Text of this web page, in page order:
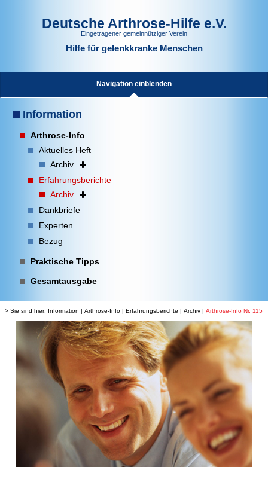
Deutsche Arthrose-Hilfe e.V.
Eingetragener gemeinnütziger Verein
Hilfe für gelenkkranke Menschen
Navigation einblenden
Information
Arthrose-Info
Aktuelles Heft
Archiv
Erfahrungsberichte
Archiv
Dankbriefe
Experten
Bezug
Praktische Tipps
Gesamtausgabe
> Sie sind hier: Information | Arthrose-Info | Erfahrungsberichte | Archiv | Arthrose-Info Nr. 115